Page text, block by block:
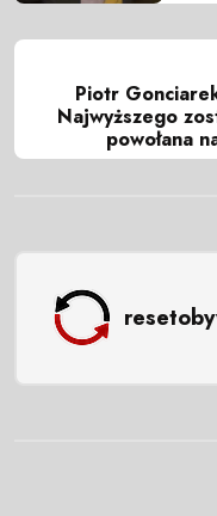
Piotr
Najwyższego
powołana